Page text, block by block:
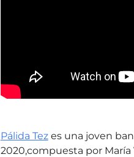
Pálida Tezes una joven
2020,compuesta por María